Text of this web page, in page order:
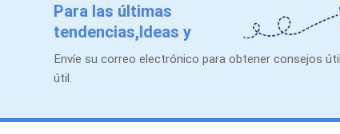
Para las últimas
tendencias,Ideas y
promociones.
Envíe su correo electrónico para obtener consejos
útil.